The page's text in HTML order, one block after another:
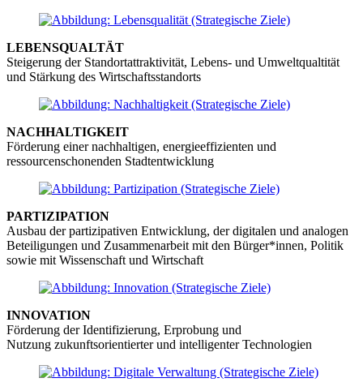
LEBENSQUALTÄT
Steigerung der Standortattraktivität, Lebens- und Umweltqualtität
und Stärkung des Wirtschaftsstandorts
NACHHALTIGKEIT
Förderung einer nachhaltigen, energieeffizienten und
ressourcenschonenden Stadtentwicklung
PARTIZIPATION
Ausbau der partizipativen Entwicklung, der digitalen und analogen
Beteiligungen und Zusammenarbeit mit den Bürger*innen, Politik
sowie mit Wissenschaft und Wirtschaft
INNOVATION
Förderung der Identifizierung, Erprobung und
Nutzung zukunftsorientierter und intelligenter Technologien